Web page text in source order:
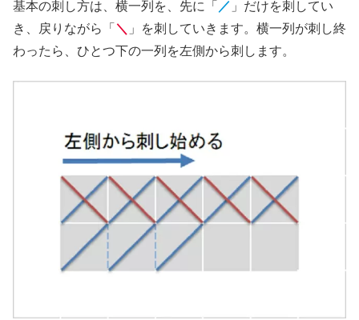
基本の刺し方は、横一列を、先に「 ／ 」だけを刺してい
き、戻りながら「 ＼ 」を刺していきます。横一列が刺し終
わったら、ひとつ下の一列を左側から刺します。